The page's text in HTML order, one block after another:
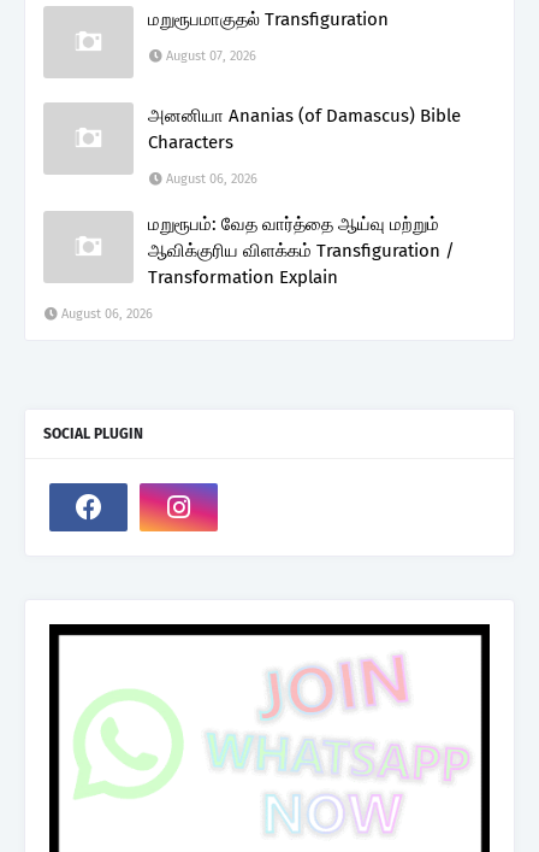
மறுரூபமாகுதல் Transfiguration
August 07, 2026
அனனியா Ananias (of Damascus) Bible
Characters
August 06, 2026
மறுரூபம்: வேத வார்த்தை ஆய்வு மற்றும்
ஆவிக்குரிய விளக்கம் Transfiguration /
Transformation Explain
August 06, 2026
SOCIAL PLUGIN